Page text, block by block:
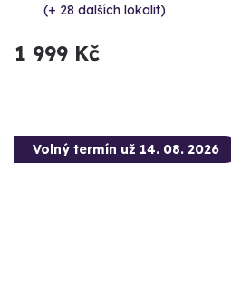
(+ 28 dalších lokalit)
1 999 Kč
Volný termín už 14. 08. 2026